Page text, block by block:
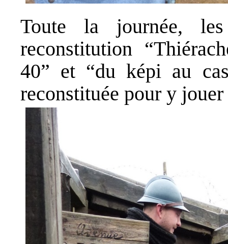
Toute la journée,
reconstitution
40” et “du képi au
reconstituée pour y jouer